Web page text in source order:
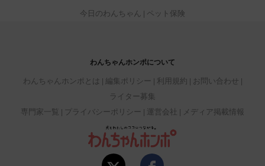
今日のわんちゃん ペット保険
わんちゃんホンポについて
わんちゃんホンポとは 編集ポリシー 利用規約
お問い合わせ
ライター募集
専門家一覧
プライバシーポリシー 運営会社 メディア掲載情報